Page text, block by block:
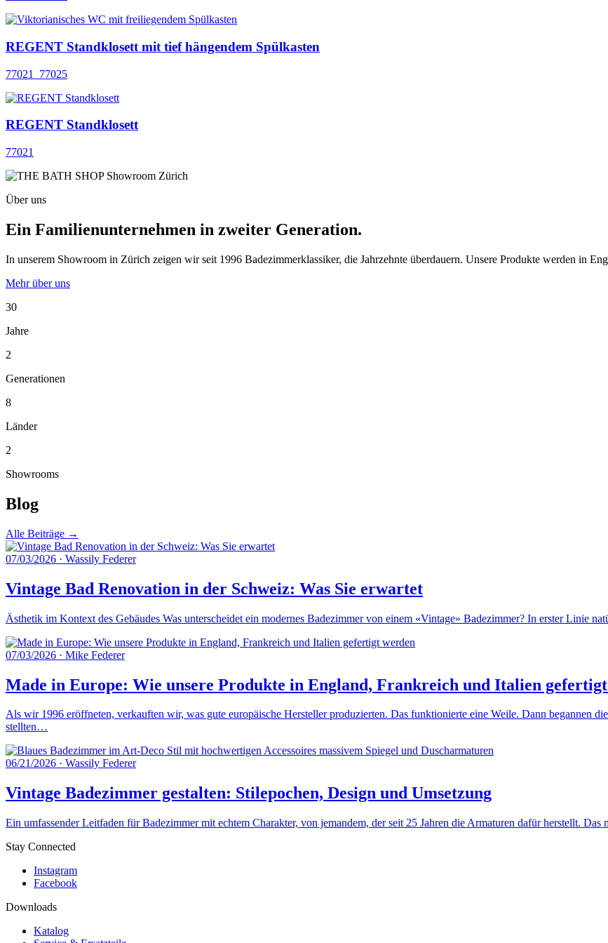
REGENT Standklosett mit tief hängendem Spülkasten
77021_77025
REGENT Standklosett
77021
Über uns
Ein Familienunternehmen in zweiter Generation.
In unserem Showroom in Zürich zeigen wir seit 1996 Badezimmerklassiker, die Jahrzehnte überdauern. Unsere Produkte werden in
Mehr über uns
30
Jahre
2
Generationen
8
Länder
2
Showrooms
Blog
Alle Beiträge →
07/03/2026 · Wassily Federer
Vintage Bad Renovation in der Schweiz: Was Sie erwartet
Ästhetik im Kontext des Gebäudes Was unterscheidet ein modernes Badezimmer von einem «Vintage» Badezimmer? In erster Linie
07/03/2026 · Mike Federer
Made in Europe: Wie unsere Produkte in England, Frankreich und Italien
Als wir 1996 eröffneten, verkauften wir, was gute europäische Hersteller produzierten. Das funktionierte eine Weile. Dann begannen
stellten…
06/21/2026 · Wassily Federer
Vintage Badezimmer gestalten: Stilepochen, Design und Umsetzung
Ein umfassender Leitfaden für Badezimmer mit echtem Charakter, von jemandem, der seit 25 Jahren die Armaturen dafür herstellt.
Stay Connected
Instagram
Facebook
Downloads
Katalog